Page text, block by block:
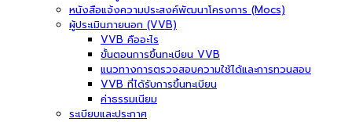
หนังสือแจ้งความประสงค์พัฒนาโครงการ (Mocs)
ผู้ประเมินภายนอก (VVB)
VVB คืออะไร
ขั้นตอนการขึ้นทะเบียน VVB
แนวทางการตรวจสอบความใช้ได้และการทวนสอบ
VVB ที่ได้รับการขึ้นทะเบียน
ค่าธรรมเนียม
ระเบียบและประกาศ